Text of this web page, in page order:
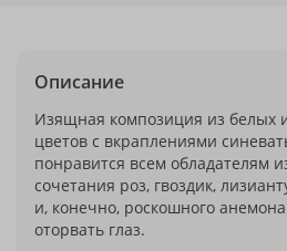
Описание
Изящная композиция из белых
цветов с вкраплениями
понравится всем обладателям
сочетания роз, гвоздик,
и, конечно, роскошного
оторвать глаз.